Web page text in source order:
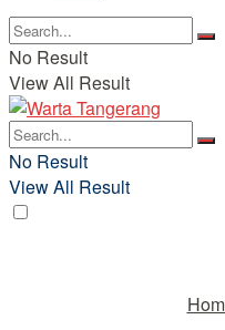
No Result
View All Result
No Result
View All Result